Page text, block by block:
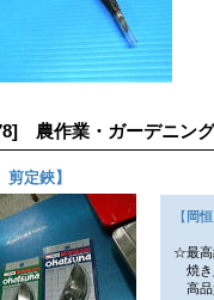
農作業・ガーデニン
定鋏】
【 岡
☆最高
焼き
高品